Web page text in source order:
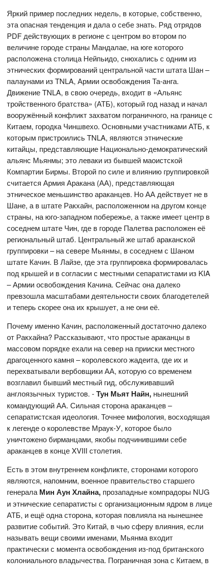
Яркий пример последних недель, в которые, собственно,
эта опасная тенденция и дала о себе знать. Ряд отрядов
PDF действующих в регионе с центром во втором по
величине городе страны Мандалае, на юге которого
расположена столица Нейпьидо, снюхались с одним из
этнических формирований центральной части штата Шан –
палаунами из TNLA, Армии освобождения Та-анга.
Движение TNLA, в свою очередь, входит в «Альянс
тройственного братства» (АТБ), который год назад и начал
вооружённый конфликт захватом пограничного, на границе с
Китаем, городка Чиншвехо. Основными участниками АТБ, к
которым пристроились TNLA, являются этнические
китайцы, представляющие Национально-демократический
альянс Мьянмы; это леваки из бывшей маоистской
Компартии Бирмы. Второй по силе и влиянию группировкой
считается Армия Аракана (АА), представляющая
этническое меньшинство араканцев. Но АА действует не в
Шане, а в штате Ракхайн, расположенном на другом конце
страны, на юго-западном побережье, а также имеет центр в
соседнем штате Чин, где в городе Палетва расположен её
региональный штаб. Центральный же штаб араканской
группировки – на севере Мьянмы, в соседнем с Шаном
штате Качин. В Лайзе, где эта группировка формировалась
под крышей и в согласии с местными сепаратистами из KIA
– Армии освобождения Качина. Сейчас она далеко
превзошла масштабами деятельности своих благодетелей
и теперь скорее она их крышует, а не они её.
Почему именно Качин, расположенный достаточно далеко
от Ракхайна? Рассказывают, что простые араканцы в
массовом порядке ехали на север на прииски местного
драгоценного камня – королевского жадеита, где их и
перехватывали вербовщики АА, которую со временем
возглавил бывший местный гид, обслуживавший
англоязычных туристов. -Тун Мьят Найн, нынешний
командующий АА. Сильная сторона араканцев –
сепаратистская идеология. Точнее мифология, восходящая
к легенде о королевстве Мраук-У, которое было
уничтожено бирманцами, якобы подчинившими себе
араканцев в конце XVIII столетия.
Есть в этом внутреннем конфликте, сторонами которого
являются, напомним, военное правительство старшего
генерала Мин Аун Хлайна, прозападные компрадоры NUG
и этнические сепаратисты с организационным ядром в лице
АТБ, и ещё одна сторона, которая повлияла на нынешнее
развитие событий. Это Китай, в чью сферу влияния, если
называть вещи своими именами, Мьянма входит
практически с момента освобождения из-под британского
колониального владычества. Пограничная зона с Китаем, в